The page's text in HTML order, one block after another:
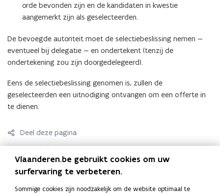
orde bevonden zijn en de kandidaten in kwestie
aangemerkt zijn als geselecteerden.
De bevoegde autoriteit moet de selectiebeslissing nemen —
eventueel bij delegatie — en ondertekent (tenzij de
ondertekening zou zijn doorgedelegeerd).
Eens de selectiebeslissing genomen is, zullen de
geselecteerden een uitnodiging ontvangen om een offerte in
te dienen.
Deel deze pagina
F
L
i
n
K
o
p
Vlaanderen.be gebruikt cookies om uw
surfervaring te verbeteren.
Sommige cookies zijn noodzakelijk om de website optimaal te